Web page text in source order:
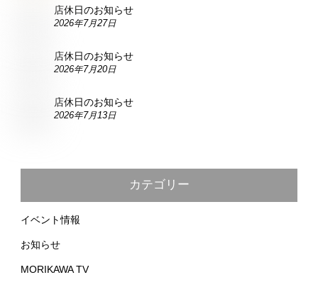
店休日のお知らせ
2026年7月27日
店休日のお知らせ
2026年7月20日
店休日のお知らせ
2026年7月13日
カテゴリー
イベント情報
お知らせ
MORIKAWA TV